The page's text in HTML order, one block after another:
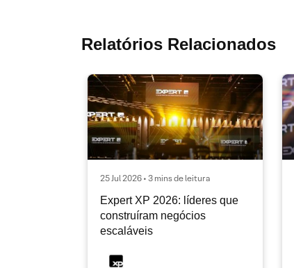
Relatórios Relacionados
25 Jul 2026 • 3 mins de leitura
Expert XP 2026: líderes que
construíram negócios
escaláveis